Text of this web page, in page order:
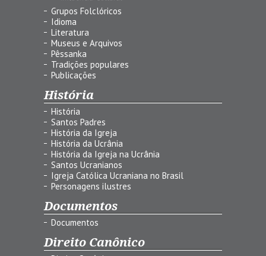
Grupos Folclóricos
Idioma
Literatura
Museus e Arquivos
Pêssanka
Tradições populares
Publicações
História
História
Santos Padres
História da Igreja
História da Ucrânia
História da Igreja na Ucrânia
Santos Ucranianos
Igreja Católica Ucraniana no Brasil
Personagens ilustres
Documentos
Documentos
Direito Canônico